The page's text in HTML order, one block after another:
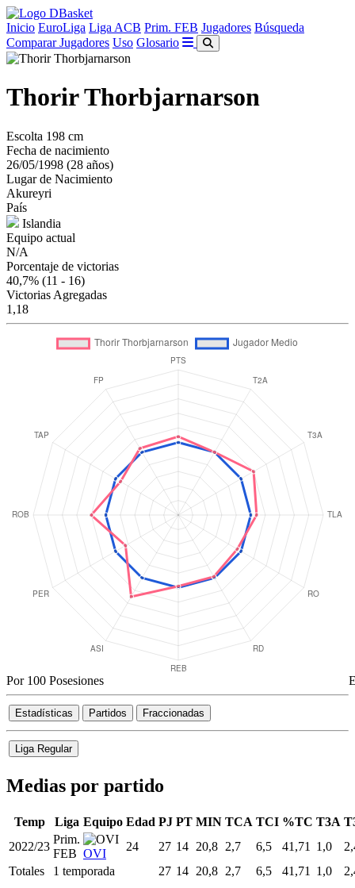
Inicio EuroLiga Liga ACB Prim. FEB Jugadores Búsqueda
Comparar Jugadores Uso Glosario
Thorir Thorbjarnarson
Escolta 198 cm
Fecha de nacimiento
26/05/1998 (28 años)
Lugar de Nacimiento
Akureyri
País
Islandia
Equipo actual
N/A
Porcentaje de victorias
40,7% (11 - 16)
Victorias Agregadas
1,18
Por 100 Posesiones
Estadísticas Partidos Fraccionadas
Liga Regular
Medias por partido
Temp Liga Equipo Edad PJ PT MIN TCA TCI %TC T3A
2022/23
Prim.
FEB OVI
24 27 14 20,8 2,7 6,5 41,71 1,0
Totales
1 temporada 27 14 20,8 2,7 6,5 41,71 1,0